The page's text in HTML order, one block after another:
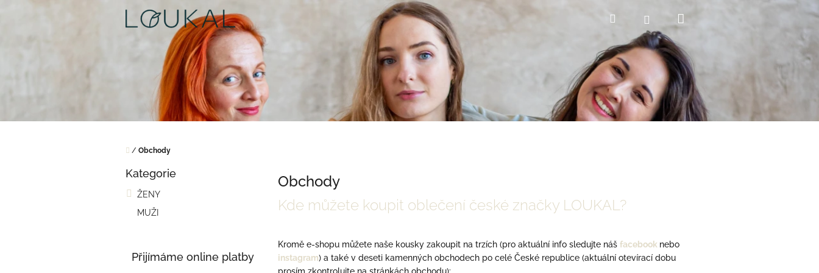
Hledat PřihlášeníNákupní
košík
Domů
/ Obchody
Přeskočit
Kategorie
ŽENY
MUŽI
Přijímáme online platby
Obchody
V
ý
i
s
č
Kde můžete koupit oblečení české značky LOUKAL?
Kromě e-shopu můžete naše kousky zakoupit na trzích (pro aktuální info sledujte náš facebook nebo
instagram) a také v deseti kamenných obchodech po celé České republice (aktuální otevírací dobu